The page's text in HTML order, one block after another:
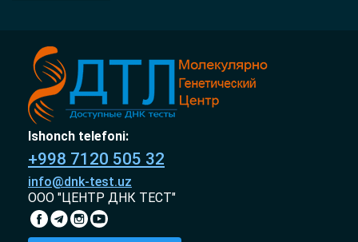
Ishonch telefoni:
+998 7120 505 32
info@dnk-test.uz
ООО "ЦЕНТР ДНК ТЕСТ"